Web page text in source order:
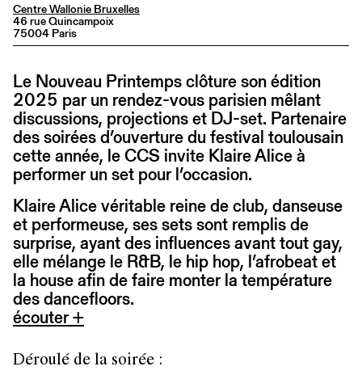
Centre Wallonie Bruxelles
46 rue Quincampoix
75004 Paris
Le Nouveau Printemps clôture son édition
2025 par un rendez-vous parisien mêlant
discussions, projections et DJ-set. Partenaire
des soirées d’ouverture du festival toulousain
cette année, le CCS invite Klaire Alice à
performer un set pour l’occasion.
Klaire Alice véritable reine de club, danseuse
et performeuse, ses sets sont remplis de
surprise, ayant des influences avant tout gay,
elle mélange le R&B, le hip hop, l’afrobeat et
la house afin de faire monter la température
des dancefloors.
écouter +
Déroulé de la soirée :